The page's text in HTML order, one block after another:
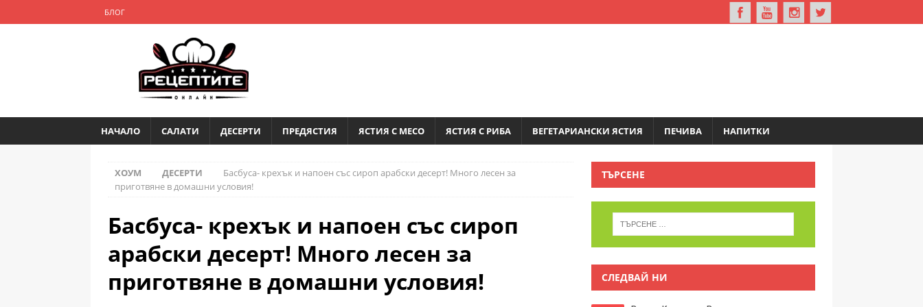
БЛОГ
НАЧАЛО САЛАТИ ДЕСЕРТИ ПРЕДЯСТИЯ ЯСТИЯ С МЕСО ЯСТИЯ С РИБА ВЕГЕТАРИАНСКИ ЯСТИЯ ПЕЧИВА НАПИТКИ
ХОУМ ДЕСЕРТИ
Басбуса- крехък и напоен със сироп арабски десерт! Много лесен за
приготвяне в домашни условия!
Басбуса- крехък и напоен със сироп
арабски десерт! Много лесен за
приготвяне в домашни условия!
ТЪРСЕНЕ
СЛЕДВАЙ НИ